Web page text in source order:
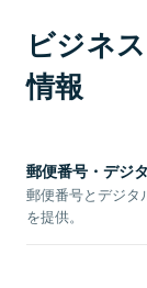
ビジネ
情報
郵便番号・デジ
郵便番号とデジタ
を提供。